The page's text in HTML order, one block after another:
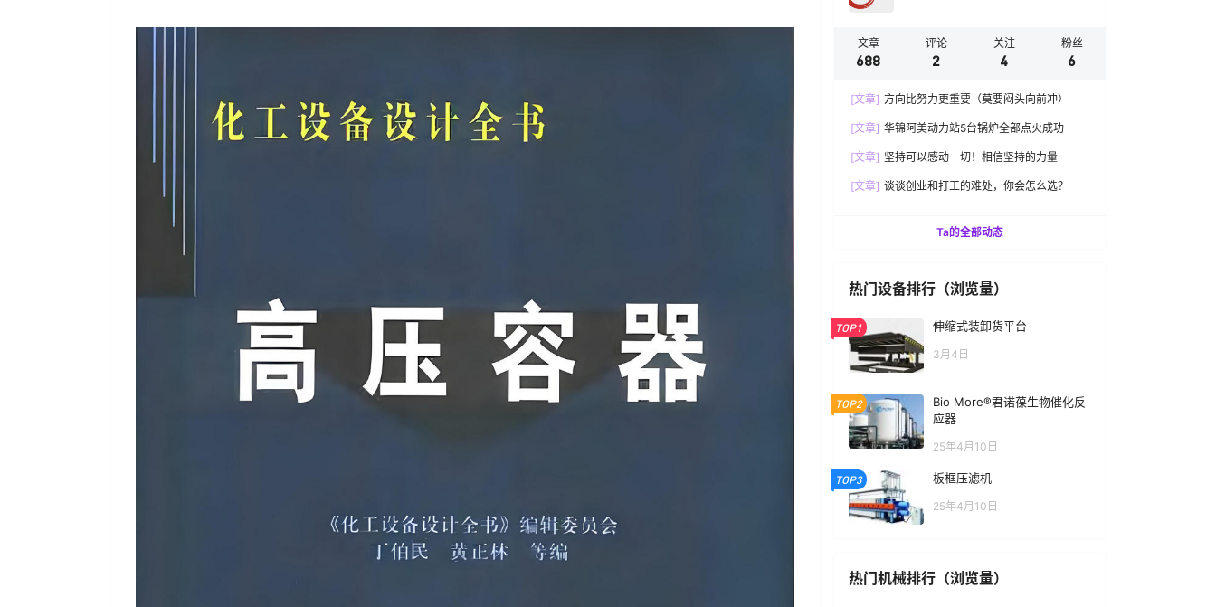
文章
688
评论
2
关注
4
粉丝
6
[文章] 方向比努力更重要（莫要闷头向前冲）
[文章] 华锦阿美动力站5台锅炉全部点火成功
[文章] 坚持可以感动一切！相信坚持的力量
[文章] 谈谈创业和打工的难处，你会怎么选？
Ta的全部动态
热门设备排行（浏览量）
TOP1 伸缩式装卸货平台
3月4日
TOP2
Bio More®君诺葆生物催化反
应器
25年4月10日
TOP3 板框压滤机
25年4月10日
热门机械排行（浏览量）